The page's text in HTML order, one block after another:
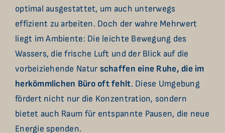
optimal ausgestattet, um auch unterwegs
effizient zu arbeiten. Doch der wahre Mehrwert
liegt im Ambiente: Die leichte Bewegung des
Wassers, die frische Luft und der Blick auf die
vorbeiziehende Natur schaffen eine Ruhe, die im
herkömmlichen Büro oft fehlt. Diese Umgebung
fördert nicht nur die Konzentration, sondern
bietet auch Raum für entspannte Pausen, die neue
Energie spenden.